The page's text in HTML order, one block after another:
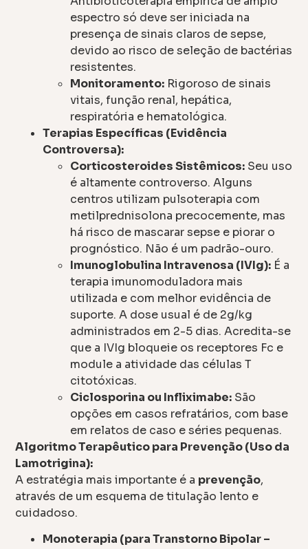
espectro só deve ser iniciada na
presença de sinais claros de sepse,
devido ao risco de seleção de bactérias
resistentes.
Monitoramento: Rigoroso de sinais
vitais, função renal, hepática,
respiratória e hematológica.
Terapias Específicas (Evidência
Controversa):
Corticosteroides Sistêmicos: Seu uso
é altamente controverso. Alguns
centros utilizam pulsoterapia com
metilprednisolona precocemente, mas
há risco de mascarar sepse e piorar o
prognóstico. Não é um padrão-ouro.
Imunoglobulina Intravenosa (IVIg): É a
terapia imunomoduladora mais
utilizada e com melhor evidência de
suporte. A dose usual é de 2g/kg
administrados em 2-5 dias. Acredita-se
que a IVIg bloqueie os receptores Fc e
module a atividade das células T
citotóxicas.
Ciclosporina ou Infliximabe: São
opções em casos refratários, com base
em relatos de caso e séries pequenas.
Algoritmo Terapêutico para Prevenção (Uso da
Lamotrigina):
A estratégia mais importante é a prevenção,
através de um esquema de titulação lento e
cuidadoso.
Monoterapia (para Transtorno Bipolar –